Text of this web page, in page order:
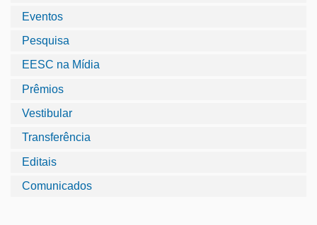
Eventos
Pesquisa
EESC na Mídia
Prêmios
Vestibular
Transferência
Editais
Comunicados